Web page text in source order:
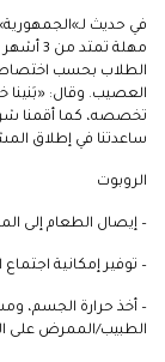
في حديث
الطلاب بحسب
العصيب. وقال:
تخصصه، كما أقمنا
ساعدتنا في إطلاق
الروبوت
– إيصال الطعام إلى
– توفير إمكانية
– أخذ حرارة الجسم،
الطبيب/الممرض على